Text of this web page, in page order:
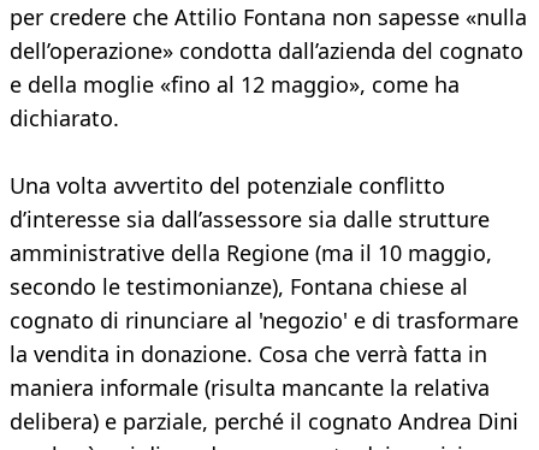
per credere che Attilio Fontana non sapesse «nulla
dell’operazione» condotta dall’azienda del cognato
e della moglie «fino al 12 maggio», come ha
dichiarato.
Una volta avvertito del potenziale conflitto
d’interesse sia dall’assessore sia dalle strutture
amministrative della Regione (ma il 10 maggio,
secondo le testimonianze), Fontana chiese al
cognato di rinunciare al 'negozio' e di trasformare
la vendita in donazione. Cosa che verrà fatta in
maniera informale (risulta mancante la relativa
delibera) e parziale, perché il cognato Andrea Dini